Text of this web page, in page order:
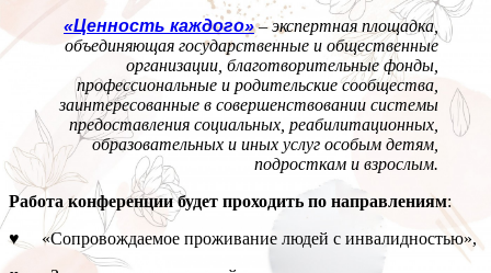
«Ценность каждого»– экспертная площадка,
объединяющая государственные и общественные
организации, благотворительные фонды,
профессиональные и родительские сообщества,
заинтересованные в совершенствовании системы
предоставления социальных, реабилитационных,
образовательных и иных услуг особым детям,
подросткам и взрослым.
Работа конференции будет проходить по направлениям:
♥ «Сопровождаемое проживание людей с инвалидностью»,